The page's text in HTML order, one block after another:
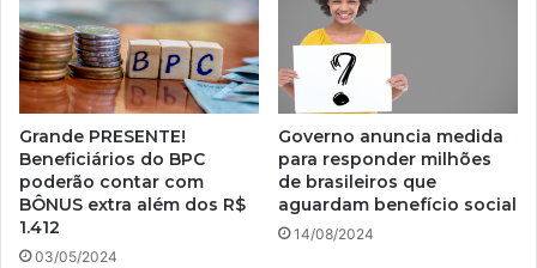
Grande PRESENTE!
Beneficiários do BPC
poderão contar com
BÔNUS extra além dos R$
1.412
03/05/2024
Governo anuncia medida
para responder milhões
de brasileiros que
aguardam benefício social
14/08/2024